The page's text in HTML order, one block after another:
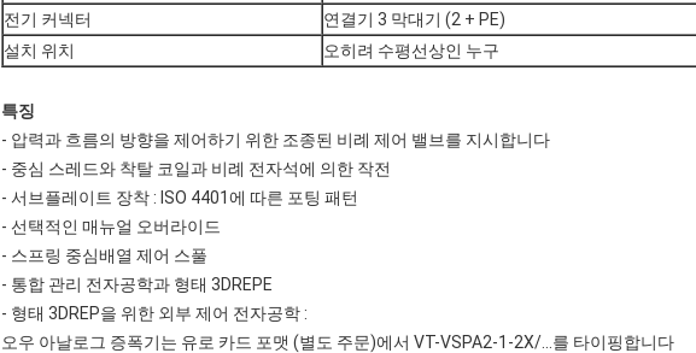
전기 커넥터
연결기 3 막대기 (2 + PE)
설치 위치
오히려 수평선상인 누구
특징
- 압력과 흐름의 방향을 제어하기 위한 조종된 비례 제어 밸브를 지시합니다
- 중심 스레드와 착탈 코일과 비례 전자석에 의한 작전
- 서브플레이트 장착 : ISO 4401에 따른 포팅 패턴
- 선택적인 매뉴얼 오버라이드
- 스프링 중심배열 제어 스풀
- 통합 관리 전자공학과 형태 3DREPE
- 형태 3DREP을 위한 외부 제어 전자공학 :
오우 아날로그 증폭기는 유로 카드 포맷 (별도 주문)에서 VT-VSPA2-1-2X/...를 타이핑합니다